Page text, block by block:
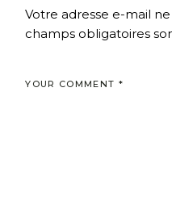
Votre adresse e-mail
champs obligatoires